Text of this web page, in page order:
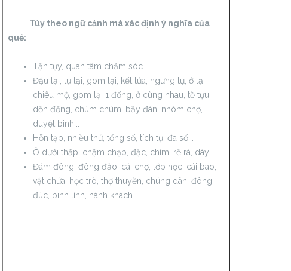
Tùy theo ngữ cảnh mà xác định ý nghĩa của
quẻ:
Tận tụy, quan tâm chăm sóc...
Đậu lại, tụ lại, gom lại, kết tủa, ngưng tụ, ở lại,
chiêu mộ, gom lại 1 đống, ở cùng nhau, tề tựu,
dồn đống, chùm chùm, bầy đàn, nhóm chợ,
duyệt binh...
Hỗn tạp, nhiều thứ, tổng số, tích tụ, đa số...
Ở dưới thấp, chậm chạp, đặc, chìm, rề rà, dày...
Đám đông, đông đảo, cái chợ, lớp học, cái bao,
vật chứa, học trò, thợ thuyền, chúng dân, đông
đúc, binh lính, hành khách...